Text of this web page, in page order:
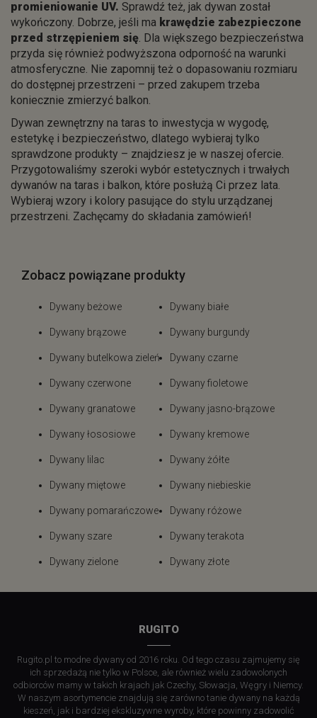
promieniowanie UV. Sprawdź też, jak dywan został
wykończony. Dobrze, jeśli ma krawędzie zabezpieczone
przed strzępieniem się. Dla większego bezpieczeństwa
przyda się również podwyższona odporność na warunki
atmosferyczne. Nie zapomnij też o dopasowaniu rozmiaru
do dostępnej przestrzeni – przed zakupem trzeba
koniecznie zmierzyć balkon.
Dywan zewnętrzny na taras to inwestycja w wygodę,
estetykę i bezpieczeństwo, dlatego wybieraj tylko
sprawdzone produkty – znajdziesz je w naszej ofercie.
Przygotowaliśmy szeroki wybór estetycznych i trwałych
dywanów na taras i balkon, które posłużą Ci przez lata.
Wybieraj wzory i kolory pasujące do stylu urządzanej
przestrzeni. Zachęcamy do składania zamówień!
Zobacz powiązane produkty
Dywany beżowe Dywany białe
Dywany brązowe Dywany burgundy
Dywany butelkowa zieleń Dywany czarne
Dywany czerwone Dywany fioletowe
Dywany granatowe Dywany jasno-brązowe
Dywany łososiowe Dywany kremowe
Dywany lilac Dywany żółte
Dywany miętowe Dywany niebieskie
Dywany pomarańczowe Dywany różowe
Dywany szare Dywany terakota
Dywany zielone Dywany złote
RUGITO
Rugito.pl to modne dywany od 2016 roku. Od tego czasu zajmujemy się
ich sprzedażą nie tylko w Polsce, ale również wielu zadowolonych
odbiorców mamy w takich krajach jak Czechy, Słowacja, Węgry i Niemcy.
W naszym asortymencie znajdują się zarówno tanie dywany na każdą
kieszeń, jak i bardziej ekskluzywne wyroby, które powinny zadowolić